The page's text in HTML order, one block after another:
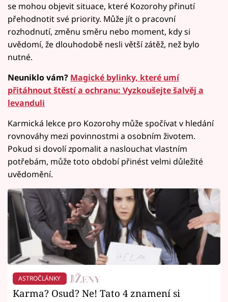
se mohou objevit situace, které Kozorohy přinutí
přehodnotit své priority. Může jít o pracovní
rozhodnutí, změnu směru nebo moment, kdy si
uvědomí, že dlouhodobě nesli větší zátěž, než bylo
nutné.
Neuniklo vám? Magické bylinky, které umí
přitáhnout štěstí a ochranu: Vyzkoušejte šalvěj a
levanduli
Karmická lekce pro Kozorohy může spočívat v hledání
rovnováhy mezi povinnostmi a osobním životem.
Pokud si dovolí zpomalit a naslouchat vlastním
potřebám, může toto období přinést velmi důležité
uvědomění.
ASTROČLÁNKY
Karma? Osud? Ne! Tato 4 znamení si